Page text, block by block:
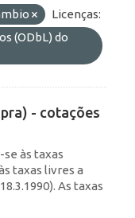
Licenças:
(ODbL) do
- cotações
às taxas
taxas livres a
As taxas